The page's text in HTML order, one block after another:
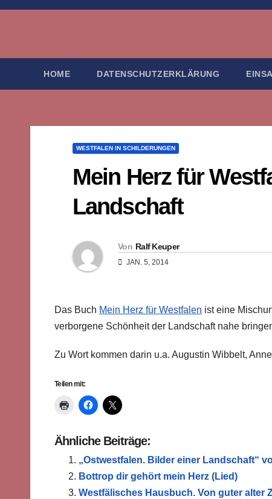
Zum
HOME DATENSCHUTZERKLÄRUNG
WESTFALEN IN SCHILDERUNGEN
Mein Herz für
Landschaft
Von Ralf Keuper
JAN. 5, 2014
Das Buch Mein Herz für Westfalen ist eine
verborgene Schönheit der Landschaft nahe
Zu Wort kommen darin u.a. Augustin Wibbelt,
Teilen mit:
Ähnliche Beiträge:
„Ostwestfalen. Bilder einer Landschaft“
Bottrop dir gehört mein Herz (Lied)
Westfälisches Hausbuch. Von guter alter